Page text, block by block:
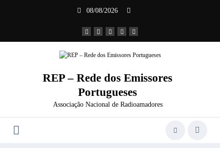
08/08/2026
REP – Rede dos Emissores
Portugueses
Associação Nacional de Radioamadores